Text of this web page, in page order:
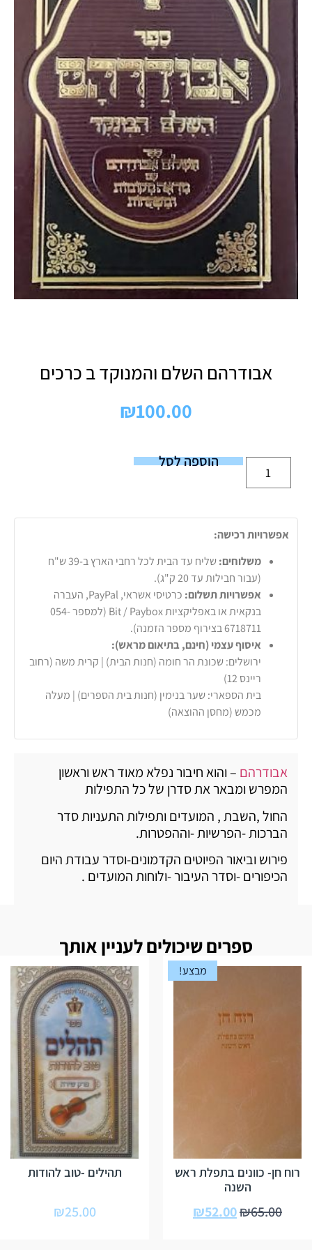
אבודרהם השלם והמנוקד ב כרכים
₪100.00
הוספה לסל
אפשרויות רכישה:
משלוחים:
שליח עד הבית לכל רחבי הארץ ב-39 ש"ח
(עבור חבילות עד 20 ק"ג).
אפשרויות תשלום:
כרטיסי אשראי, PayPal, העברה
בנקאית או באפליקציות Bit / Paybox (למספר 054-
6718711 בצירוף מספר הזמנה).
איסוף עצמי (חינם, בתיאום מראש):
ירושלים: שכונת הר חומה (חנות הבית) | קרית משה (רחוב
ריינס 12)
בית הספארי: שער בנימין (חנות בית הספרים) | מעלה
מכמש (מחסן ההוצאה)
אבודרהם – והוא חיבור נפלא מאוד ראש וראשון
המפרש ומבאר את סדרן של כל התפילות
החול ,השבת , המועדים ותפילות התעניות סדר
הברכות -הפרשיות -וההפטרות.
פירוש וביאור הפיוטים הקדמונים-וסדר עבודת היום
הכיפורים -וסדר העיבור -ולוחות המועדים .
ספרים שיכולים לעניין אותך
מבצע!
רוח חן- כוונים בתפלת ראש
השנה
₪65.00
₪52.00
תהילים -טוב להודות
₪25.00